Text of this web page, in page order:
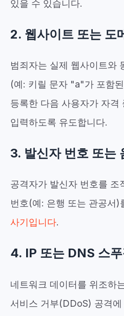
있을 수 있습니다.
2. 웹사이트 또는 도
범죄자는 실제 웹사이트와
(예: 키릴 문자 "a"가 포함
등록한 다음 사용자가 자격
입력하도록 유도합니다.
3. 발신자 번호 또는
공격자가 발신자 번호를 조
번호(예: 은행 또는 관공서)
사기입니다.
4. IP 또는 DNS 스
네트워크 데이터를 위조하
서비스 거부(DDoS) 공격